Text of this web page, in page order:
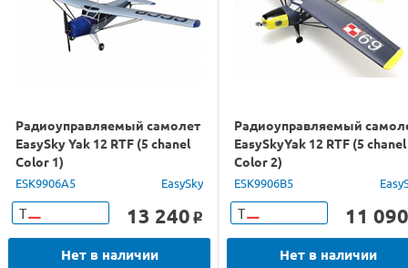
Радиоуправляемый самолет
EasySky Yak 12 RTF (5 chanel
Color 1)
ESK9906A5 EasySky
Т 13 240 o
Нет в наличии
Радиоуправляемый
EasySkyYak 12 RTF (5 chanel
Color 2)
ESK9906B5
Т 11 090
Нет в наличии